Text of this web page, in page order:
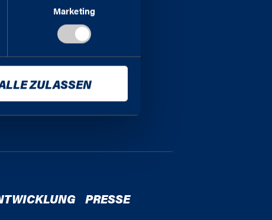
Meter genau sein
identifizieren
legen Sie Ihre
mit weiteren Daten
Marketing
ZULASSEN
PRESSE